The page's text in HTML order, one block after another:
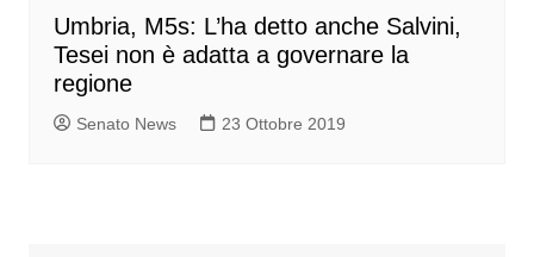
Umbria, M5s: L’ha detto anche Salvini,
Tesei non è adatta a governare la
regione
Senato News 23 Ottobre 2019